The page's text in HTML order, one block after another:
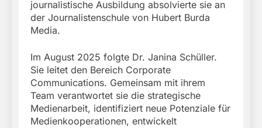
journalistische Ausbildung absolvierte sie an
der Journalistenschule von Hubert Burda
Media.
Im August 2025 folgte Dr. Janina Schüller.
Sie leitet den Bereich Corporate
Communications. Gemeinsam mit ihrem
Team verantwortet sie die strategische
Medienarbeit, identifiziert neue Potenziale für
Medienkooperationen, entwickelt